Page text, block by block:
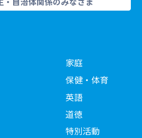
家庭
保健・体育
英語
道徳
特別活動